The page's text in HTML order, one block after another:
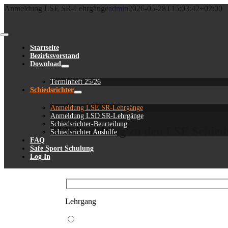
Zum
Toggle
NavigationStartseite
Bezirksvorstand
Download
Terminheft 25/26
Schiedsrichter
Anmeldung LSE SR-Lehrgänge
Anmeldung LSD SR-Lehrgänge
Schiedsrichter-Beurteilung
Schiedsrichter Aushilfe
FAQ
Safe Sport Schulung
Log In
Anmeldung LSE SR-Lehrgängeadmin2026-05-28T15:03:42+02:00
Anmeldung zu den LSE
Lehrgang